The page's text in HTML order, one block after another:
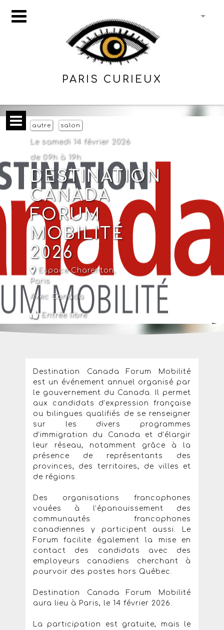
PARIS CURIEUX
autre salon
Le samedi 14 février 2026
de 09h à 19h
DESTINATION
CANADA
FORUM
MOBILITÉ
2026
Espace Charenton,
Paris
Avec Canada
Entrée libre
Destination Canada Forum Mobilité
est un événement annuel organisé par
le gouvernement du Canada. Il permet
aux candidats d’expression française
ou bilingues qualifiés de se renseigner
sur les divers programmes
d’immigration du Canada et d’élargir
leur réseau, notamment grâce à la
présence de représentants des
provinces, des territoires, de villes et
de régions.
Des organisations francophones
vouées à l’épanouissement des
communautés francophones
canadiennes y participent aussi. Le
Forum facilite également la mise en
contact des candidats avec des
employeurs canadiens cherchant à
pourvoir des postes hors Québec.
Destination Canada Forum Mobilité
aura lieu à Paris, le 14 février 2026.
La participation est gratuite, mais le